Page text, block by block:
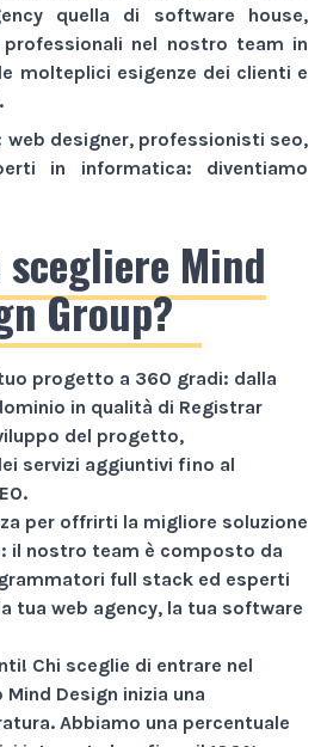
quella di software house,
nel nostro team in
molteplici esigenze dei clienti e
web designer, professionisti seo,
in informatica: diventiamo
scegliere Mind
Group?
progetto a 360 gradi: dalla
in qualità di Registrar
del progetto,
servizi aggiuntivi fino al
per offrirti la migliore soluzione
il nostro team è composto da
full stack ed esperti
tua web agency, la tua software
Chi sceglie di entrare nel
Design inizia una
Abbiamo una percentuale